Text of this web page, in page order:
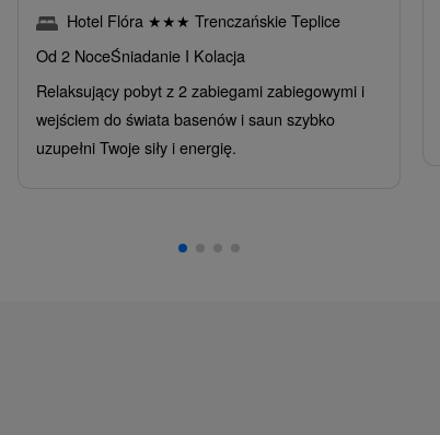
Hotel Flóra ★★★ Trenczańskie Teplice
Od 2 NoceŚniadanie I Kolacja
Relaksujący pobyt z 2 zabiegami zabiegowymi i
wejściem do świata basenów i saun szybko
uzupełni Twoje siły i energię.